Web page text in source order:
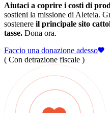
Aiutaci a coprire i costi di
sostieni la missione di Aleteia.
sostenere il principale sito
tasse. Dona ora.
Faccio una donazione adesso
( Con detrazione fiscale )